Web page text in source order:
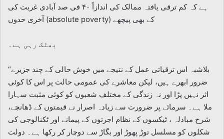
ہے کہ کم ترقی یافتہ ممالک کی اندازاً ۴۰ فی صد آبادی غربت کی
آخری حدوں (absolute poverty) کے بھی پیچھے
بھٹک رہی ہے۔
بلاشبہ اس ترقیاتی عمل کے نتیجے میں خوش حالی کے چند جزیرے“
ضرور ابھرے ہیں، لیکن معاشرے کی عمومی حالت پر اس کا کوئی
اثر نہیں پڑا اور نہ زندگی کے مختلف شعبوں کو کوئی مثبت سہارا
ملا ہے۔ سرمائے پر ضرورت سے زیادہ اصرار نے قیمتوں کے ڈھانچے،
شرح مبادلہ ، ٹیکسوں کے نظام اجرتوں کے پیمانے اور ٹکنالوجی کی
شکلوں کو مسلسل توڑ پھوڑ اور بگاڑ سے دوچار کر رکھا ہے۔ دولت